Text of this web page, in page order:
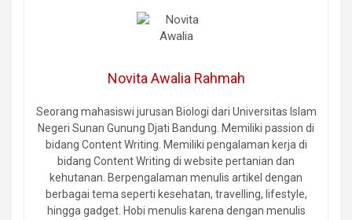
Novita Awalia Rahmah
Seorang mahasiswi jurusan Biologi dari Universitas Islam
Negeri Sunan Gunung Djati Bandung. Memiliki passion di
bidang Content Writing. Memiliki pengalaman kerja di
bidang Content Writing di website pertanian dan
kehutanan. Berpengalaman menulis artikel dengan
berbagai tema seperti kesehatan, travelling, lifestyle,
hingga gadget. Hobi menulis karena dengan menulis